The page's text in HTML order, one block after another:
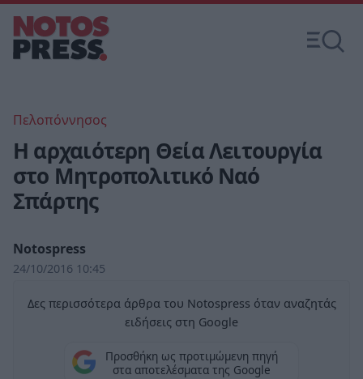
Πελοπόννησος
Η αρχαιότερη Θεία Λειτουργία
στο Μητροπολιτικό Ναό
Σπάρτης
Notospress
24/10/2016 10:45
Δες περισσότερα άρθρα του Notospress όταν αναζητάς
ειδήσεις στη Google
Προσθήκη ως προτιμώμενη πηγή
στα αποτελέσματα της Google